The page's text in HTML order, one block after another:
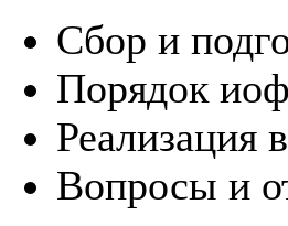
Сбор и
Порядок
Реализация
Вопросы и